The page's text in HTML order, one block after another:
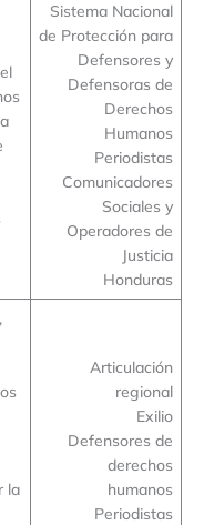
Sistema Nacional
de Protección para
Defensores y
Defensoras de
Derechos
Humanos
Periodistas
Comunicadores
Sociales y
Operadores de
Justicia
Honduras
la
Articulación
regional
Exilio
Defensores de
derechos
humanos
Periodistas